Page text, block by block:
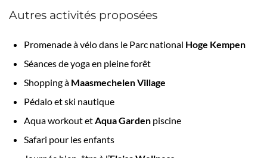
Autres activités proposées
Promenade à vélo dans le Parc national Hoge Kempen
Séances de yoga en pleine forêt
Shopping à Maasmechelen Village
Pédalo et ski nautique
Aqua workout et Aqua Garden piscine
Safari pour les enfants